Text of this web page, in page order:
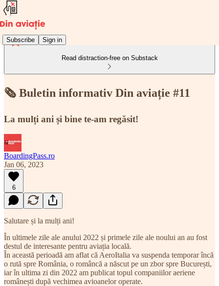
Subscribe Sign in
Read distraction-free on Substack
🗞️ Buletin informativ Din aviație #11
La mulți ani și bine te-am regăsit!
BoardingPass.ro
Jan 06, 2023
6
Salutare și la mulți ani!
În ultimele zile ale anului 2022 și primele zile ale noului an au fost
destul de interesante pentru aviația locală.
În această perioadă am aflat că AeroItalia va suspenda temporar încă
o rută spre România, o româncă a născut pe un zbor spre București,
iar în ultima zi din 2022 am publicat topul companiilor aeriene
românești după vechimea avioanelor operate.